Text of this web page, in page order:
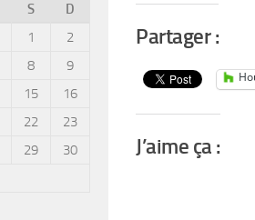
Partager :
J’aime ça :
S
D
1
2
8
9
15
16
22
23
29
30